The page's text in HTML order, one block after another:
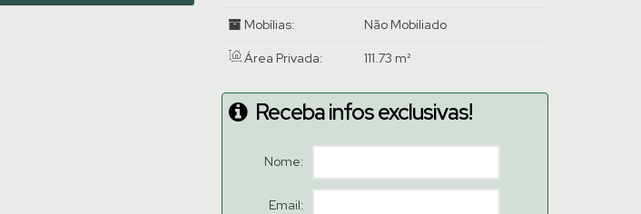
Mobílias: Não Mobiliado
Área Privada: 111.73 m²
Receba infos exclusivas!
Nome:
Email: